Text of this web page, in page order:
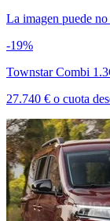
La imagen puede
-19%
Townstar Combi
27.740 € o cuota